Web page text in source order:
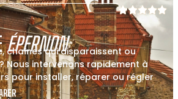
ÉPERNON
chaînes qui disparaissent ou
Nous intervenons rapidement à
pour installer, réparer ou régler